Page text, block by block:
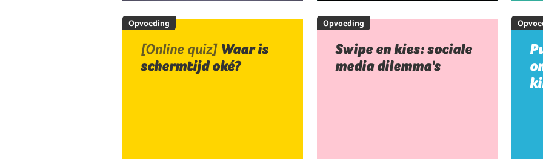
Opvoeding
[Online quiz] Waar is
schermtijd oké?
Opvoeding
Swipe en kies: sociale
media dilemma's